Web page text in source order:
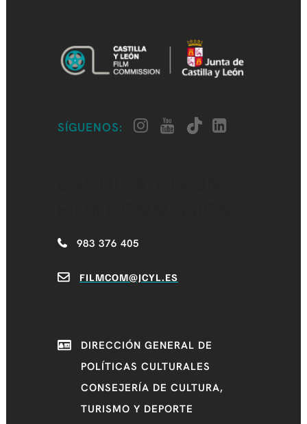
SÍGUENOS:
983 376 405
FILMCOM@JCYL.ES
DIRECCIÓN GENERAL DE
POLÍTICAS CULTURALES
CONSEJERÍA DE CULTURA,
TURISMO Y DEPORTE